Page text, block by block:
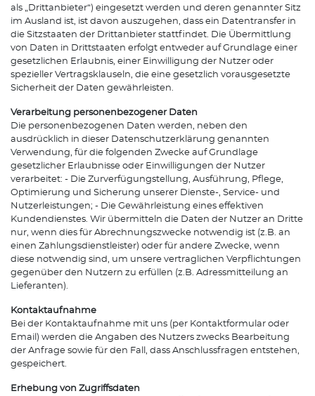
als „Drittanbieter“) eingesetzt werden und deren genannter Sitz
im Ausland ist, ist davon auszugehen, dass ein Datentransfer in
die Sitzstaaten der Drittanbieter stattfindet. Die Übermittlung
von Daten in Drittstaaten erfolgt entweder auf Grundlage einer
gesetzlichen Erlaubnis, einer Einwilligung der Nutzer oder
spezieller Vertragsklauseln, die eine gesetzlich vorausgesetzte
Sicherheit der Daten gewährleisten.
Verarbeitung personenbezogener Daten
Die personenbezogenen Daten werden, neben den
ausdrücklich in dieser Datenschutzerklärung genannten
Verwendung, für die folgenden Zwecke auf Grundlage
gesetzlicher Erlaubnisse oder Einwilligungen der Nutzer
verarbeitet: - Die Zurverfügungstellung, Ausführung, Pflege,
Optimierung und Sicherung unserer Dienste-, Service- und
Nutzerleistungen; - Die Gewährleistung eines effektiven
Kundendienstes. Wir übermitteln die Daten der Nutzer an Dritte
nur, wenn dies für Abrechnungszwecke notwendig ist (z.B. an
einen Zahlungsdienstleister) oder für andere Zwecke, wenn
diese notwendig sind, um unsere vertraglichen Verpflichtungen
gegenüber den Nutzern zu erfüllen (z.B. Adressmitteilung an
Lieferanten).
Kontaktaufnahme
Bei der Kontaktaufnahme mit uns (per Kontaktformular oder
Email) werden die Angaben des Nutzers zwecks Bearbeitung
der Anfrage sowie für den Fall, dass Anschlussfragen entstehen,
gespeichert.
Erhebung von Zugriffsdaten